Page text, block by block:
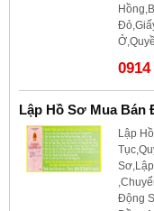
Lập Hồ Sơ Mua Bán
Lập
Động